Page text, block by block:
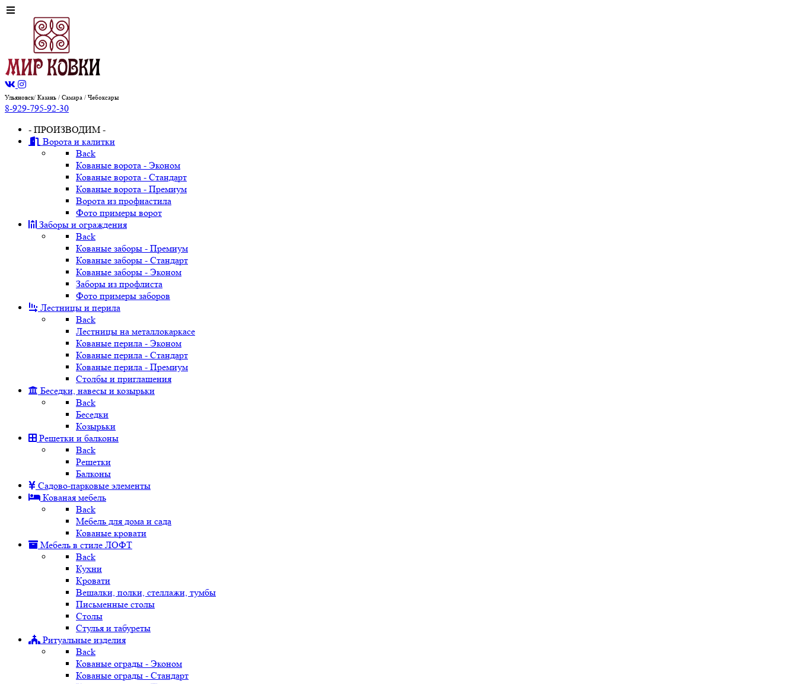
Ульяновск/ Казань / Самара / Чебоксары
8-929-795-92-30
- ПРОИЗВОДИМ -
Ворота и калитки
Back
Кованые ворота - Эконом
Кованые ворота - Стандарт
Кованые ворота - Премиум
Ворота из профнастила
Фото примеры ворот
Заборы и ограждения
Back
Кованые заборы - Премиум
Кованые заборы - Стандарт
Кованые заборы - Эконом
Заборы из профлиста
Фото примеры заборов
Лестницы и перила
Back
Лестницы на металлокаркасе
Кованые перила - Эконом
Кованые перила - Стандарт
Кованые перила - Премиум
Столбы и приглашения
Беседки, навесы и козырьки
Back
Беседки
Козырьки
Решетки и балконы
Back
Решетки
Балконы
Садово-парковые элементы
Кованая мебель
Back
Мебель для дома и сада
Кованые кровати
Мебель в стиле ЛОФТ
Back
Кухни
Кровати
Вешалки, полки, стеллажи, тумбы
Письменные столы
Столы
Стулья и табуреты
Ритуальные изделия
Back
Кованые ограды - Эконом
Кованые ограды - Стандарт